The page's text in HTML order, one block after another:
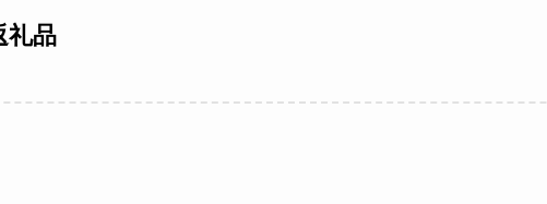
礼品